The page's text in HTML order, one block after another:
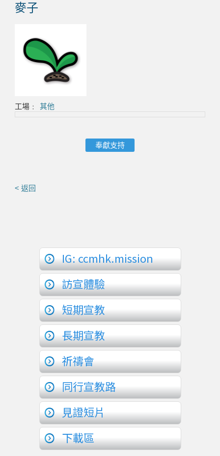
麥子
工場﹕ 其他
奉獻支持
< 返回
IG: ccmhk.mission
訪宣體驗
短期宣教
長期宣教
祈禱會
同行宣教路
見證短片
下載區